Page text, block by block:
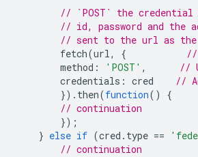
// `POST` the
// id, password and the
// sent to the url as the
fetch(url, {
//
method : 'POST' ,
//
credentials : cred
//
}). then(function()
{
// continuation
});
} else if (cred . type ==
// continuation